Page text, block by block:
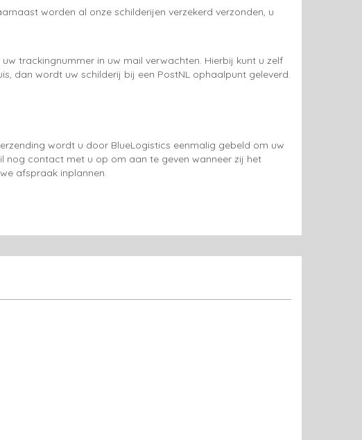
worden al onze schilderijen verzekerd verzonden, u
trackingnummer in uw mail verwachten. Hierbij kunt u zelf
dan wordt uw schilderij bij een PostNL ophaalpunt geleverd.
wordt u door BlueLogistics eenmalig gebeld om uw
nog contact met u op om aan te geven wanneer zij het
afspraak inplannen.